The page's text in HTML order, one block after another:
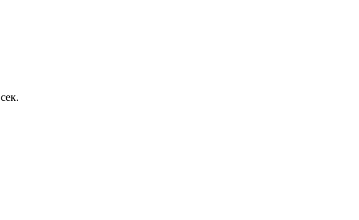
сек.